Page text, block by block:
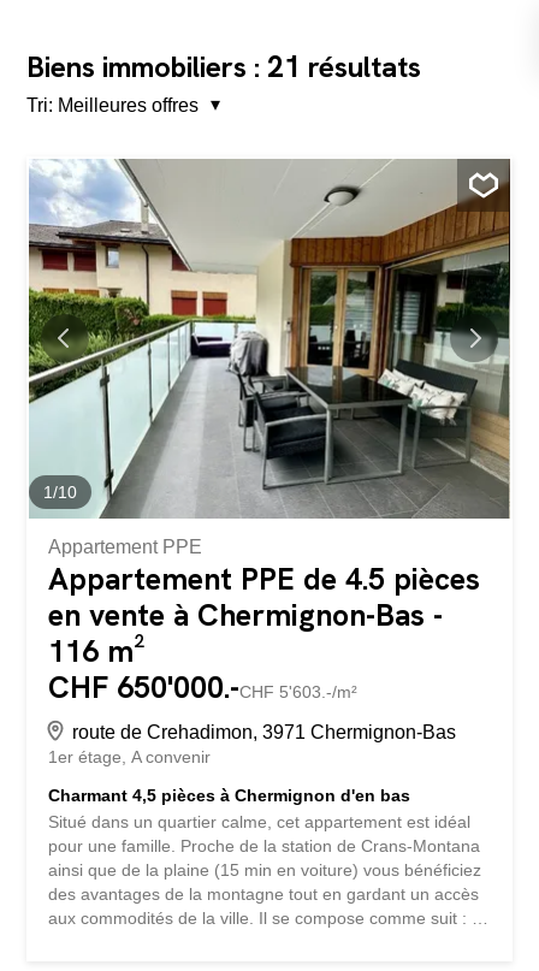
Biens immobiliers : 21 résultats
Tri: Meilleures offres
1/10
Appartement PPE
Appartement PPE de 4.5 pièces
en vente à Chermignon-Bas -
116 m²
CHF 650'000.-CHF 5'603.-/m²
route de Crehadimon, 3971 Chermignon-Bas
1er étage A convenir
Charmant 4,5 pièces à Chermignon d'en bas
Situé dans un quartier calme, cet appartement est idéal
pour une famille. Proche de la station de Crans-Montana
ainsi que de la plaine (15 min en voiture) vous bénéficiez
des avantages de la montagne tout en gardant un accès
aux commodités de la ville. Il se compose comme suit : 1